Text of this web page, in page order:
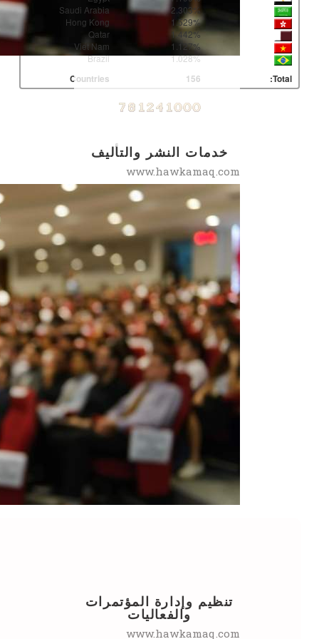
خدمات النشر والتأليف
www.hawkamaq.com
تنظيم وإدارة المؤتمرات
والفعاليات
www.hawkamaq.com
2.303%
Saudi Arabia
1.529%
Hong Kong
1.442%
Qatar
1.127%
Viet Nam
1.028%
Brazil
Total:
156
Countries